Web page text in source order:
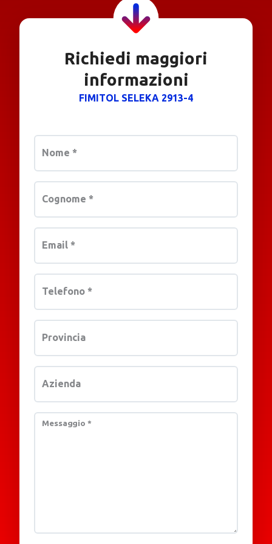
Richiedi maggiori
informazioni
FIMITOL SELEKA 2913-4
Nome *
Cognome *
Email *
Telefono *
Provincia
Azienda
Messaggio *